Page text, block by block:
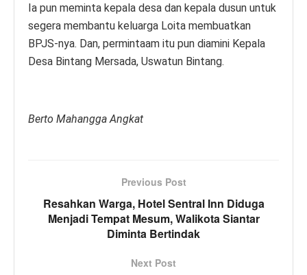
Ia pun meminta kepala desa dan kepala dusun untuk
segera membantu keluarga Loita membuatkan
BPJS-nya. Dan, permintaam itu pun diamini Kepala
Desa Bintang Mersada, Uswatun Bintang.
Berto Mahangga Angkat
Previous Post
Resahkan Warga, Hotel Sentral Inn Diduga
Menjadi Tempat Mesum, Walikota Siantar
Diminta Bertindak
Next Post